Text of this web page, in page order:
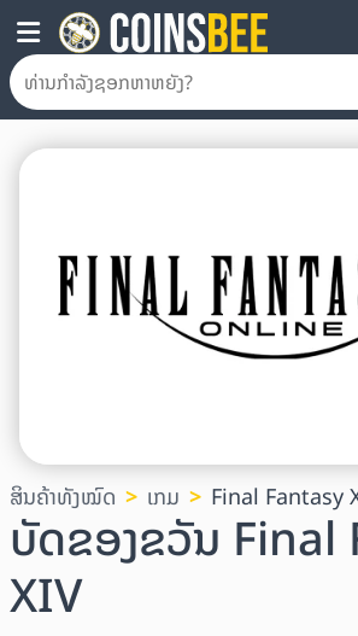
ສິນຄ້າທັງໝົດ ເກມ Final Fantasy
ບັດຂອງຂວັນ Final
XIV